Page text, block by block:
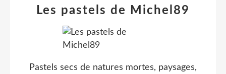
Les pastels de Michel89
Pastels secs de natures mortes, paysages,